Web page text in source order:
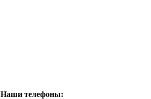
Наши телефоны: